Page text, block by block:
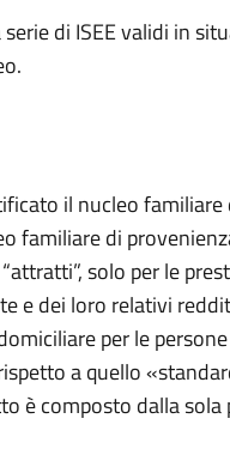
di ISEE validi in
il nucleo
familiare di
solo per le
e dei loro relativi
per le
a quello
è composto dalla sola